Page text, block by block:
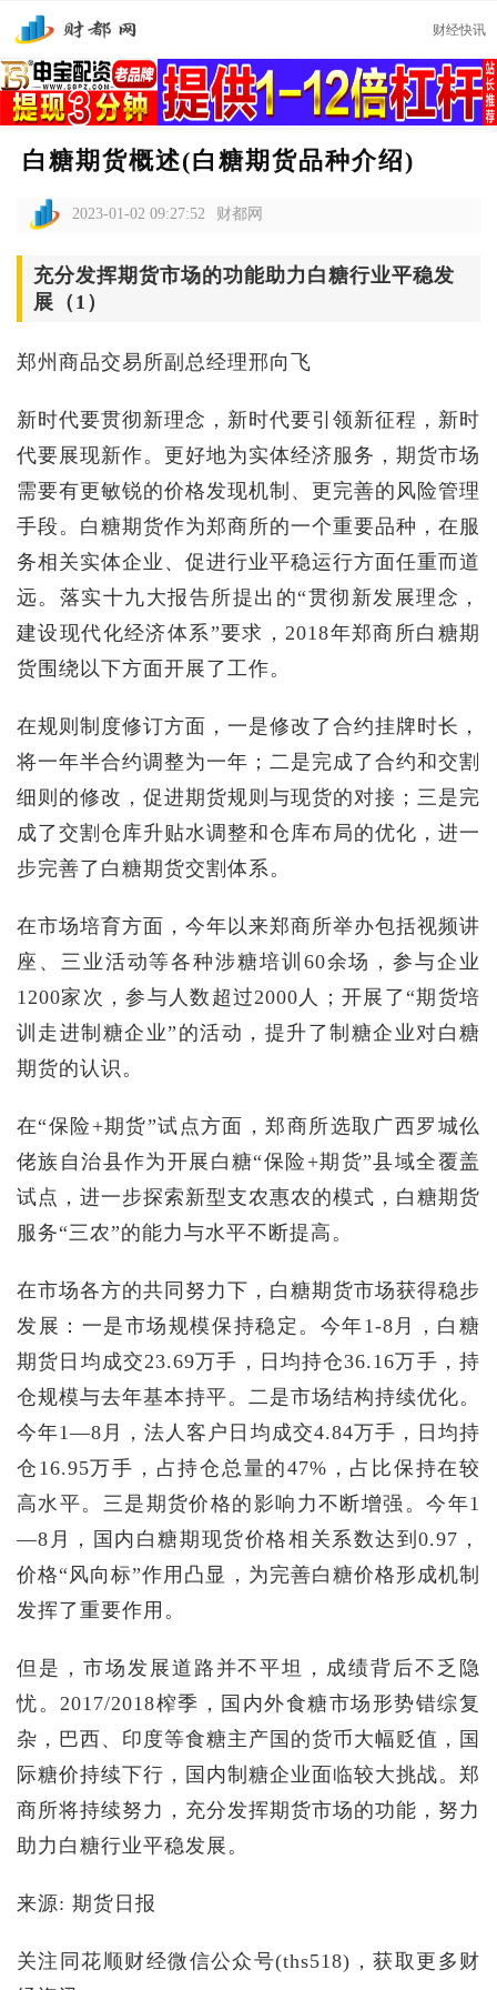
财经快讯
白糖期货概述(白糖期货品种介绍)
2023-01-02 09:27:52 财都网
充分发挥期货市场的功能助力白糖行业平稳发
展（1）
郑州商品交易所副总经理邢向飞
新时代要贯彻新理念，新时代要引领新征程，新时
代要展现新作。更好地为实体经济服务，期货市场
需要有更敏锐的价格发现机制、更完善的风险管理
手段。白糖期货作为郑商所的一个重要品种，在服
务相关实体企业、促进行业平稳运行方面任重而道
远。落实十九大报告所提出的“贯彻新发展理念，
建设现代化经济体系”要求，2018年郑商所白糖期
货围绕以下方面开展了工作。
在规则制度修订方面，一是修改了合约挂牌时长，
将一年半合约调整为一年；二是完成了合约和交割
细则的修改，促进期货规则与现货的对接；三是完
成了交割仓库升贴水调整和仓库布局的优化，进一
步完善了白糖期货交割体系。
在市场培育方面，今年以来郑商所举办包括视频讲
座、三业活动等各种涉糖培训60余场，参与企业
1200家次，参与人数超过2000人；开展了“期货培
训走进制糖企业”的活动，提升了制糖企业对白糖
期货的认识。
在“保险+期货”试点方面，郑商所选取广西罗城仫
佬族自治县作为开展白糖“保险+期货”县域全覆盖
试点，进一步探索新型支农惠农的模式，白糖期货
服务“三农”的能力与水平不断提高。
在市场各方的共同努力下，白糖期货市场获得稳步
发展：一是市场规模保持稳定。今年1-8月，白糖
期货日均成交23.69万手，日均持仓36.16万手，持
仓规模与去年基本持平。二是市场结构持续优化。
今年1—8月，法人客户日均成交4.84万手，日均持
仓16.95万手，占持仓总量的47%，占比保持在较
高水平。三是期货价格的影响力不断增强。今年1
—8月，国内白糖期现货价格相关系数达到0.97，
价格“风向标”作用凸显，为完善白糖价格形成机制
发挥了重要作用。
但是，市场发展道路并不平坦，成绩背后不乏隐
忧。2017/2018榨季，国内外食糖市场形势错综复
杂，巴西、印度等食糖主产国的货币大幅贬值，国
际糖价持续下行，国内制糖企业面临较大挑战。郑
商所将持续努力，充分发挥期货市场的功能，努力
助力白糖行业平稳发展。
来源: 期货日报
关注同花顺财经微信公众号(ths518)，获取更多财